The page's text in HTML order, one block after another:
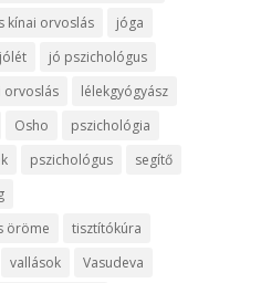
kínai orvoslás
jóga
jólét
jó pszichológus
orvoslás
lélekgyógyász
Osho
pszichológia
pszichológus
segítő
öröme
tisztítókúra
vallások
Vasudeva